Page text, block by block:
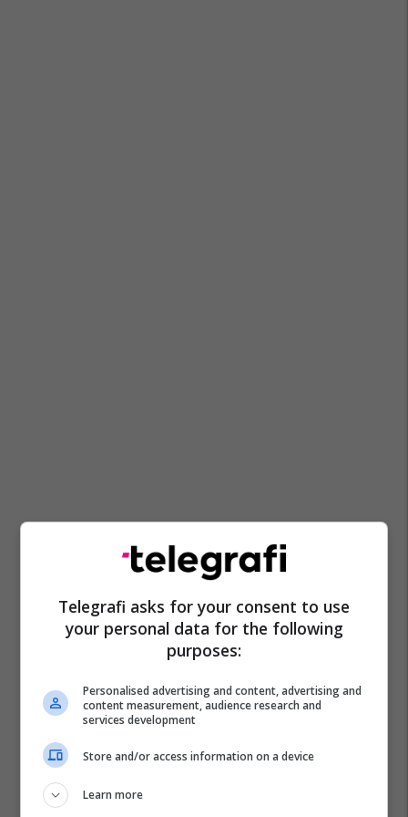
Telegrafi asks for your consent to use
your personal data for the following
purposes:
Personalised advertising and content, advertising and
content measurement, audience research and
services development
Store and/or access information on a device
Learn more